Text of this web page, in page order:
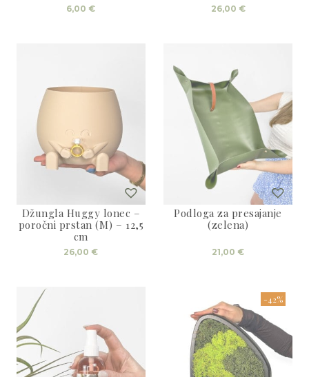
6,00 € 26,00 €
Džungla Huggy lonec –
poročni prstan (M) – 12,5
cm
26,00 €
Podloga za presajanje
(zelena)
21,00 €
-42%